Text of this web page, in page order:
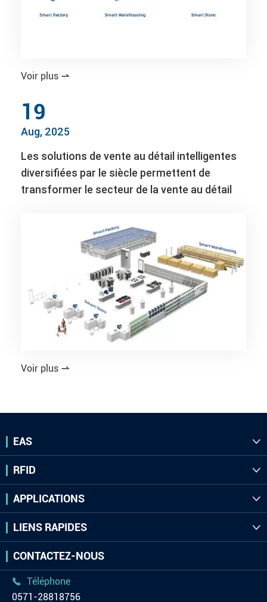
Voir plus 
19
Aug, 2025
Les solutions de vente au détail intelligentes
diversifiées par le siècle permettent de
transformer le secteur de la vente au détail
Voir plus 
EAS 
RFID 
APPLICATIONS 
LIENS RAPIDES 
CONTACTEZ-NOUS

Téléphone
0571-28818756